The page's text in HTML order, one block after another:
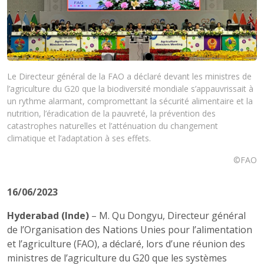
Le Directeur général de la FAO a déclaré devant les ministres de
l’agriculture du G20 que la biodiversité mondiale s’appauvrissait à
un rythme alarmant, compromettant la sécurité alimentaire et la
nutrition, l’éradication de la pauvreté, la prévention des
catastrophes naturelles et l’atténuation du changement
climatique et l’adaptation à ses effets.
©FAO
16/06/2023
Hyderabad (Inde) – M. Qu Dongyu, Directeur général
de l’Organisation des Nations Unies pour l’alimentation
et l’agriculture (FAO), a déclaré, lors d’une réunion des
ministres de l’agriculture du G20 que les systèmes